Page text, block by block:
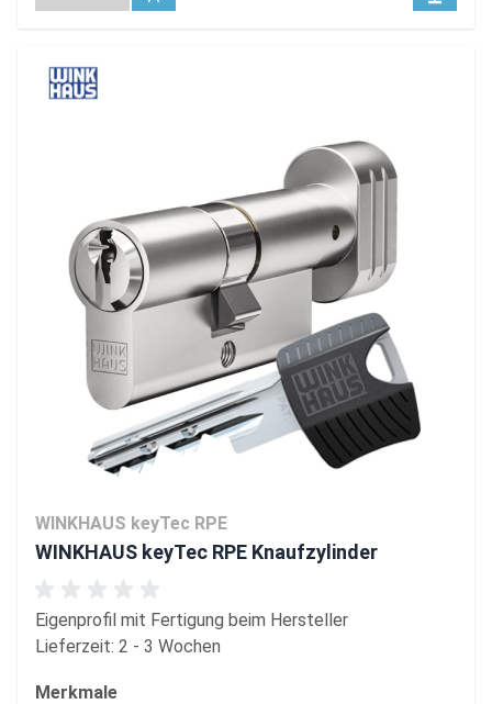
WINKHAUS keyTec RPE
WINKHAUS keyTec RPE Knaufzylinder
Eigenprofil mit Fertigung beim Hersteller
Lieferzeit: 2 - 3 Wochen
Merkmale